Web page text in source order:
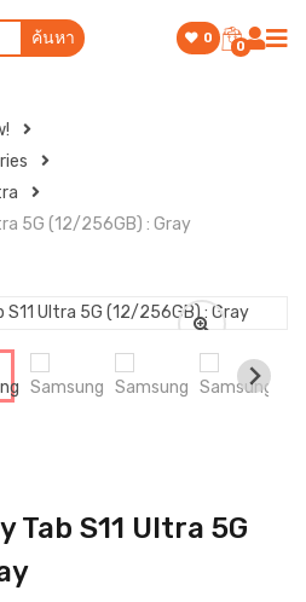
ค้นหา 0
0
5G (12/256GB) : Gray
Tab S11 Ultra 5G